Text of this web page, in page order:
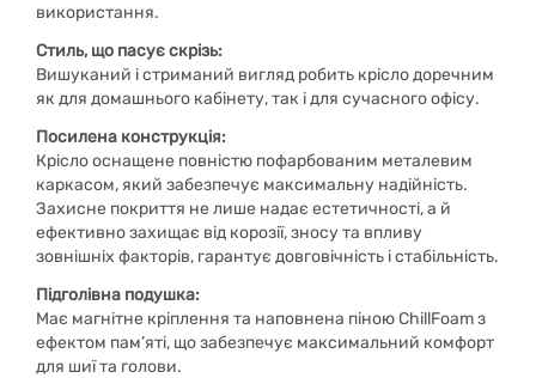
використання.
Стиль, що пасує скрізь:
Вишуканий і стриманий вигляд робить крісло доречним
як для домашнього кабінету, так і для сучасного офісу.
Посилена конструкція:
Крісло оснащене повністю пофарбованим металевим
каркасом, який забезпечує максимальну надійність.
Захисне покриття не лише надає естетичності, а й
ефективно захищає від корозії, зносу та впливу
зовнішніх факторів, гарантує довговічність і стабільність.
Підголівна подушка:
Має магнітне кріплення та наповнена піною ChillFoam з
ефектом пам’яті, що забезпечує максимальний комфорт
для шиї та голови.